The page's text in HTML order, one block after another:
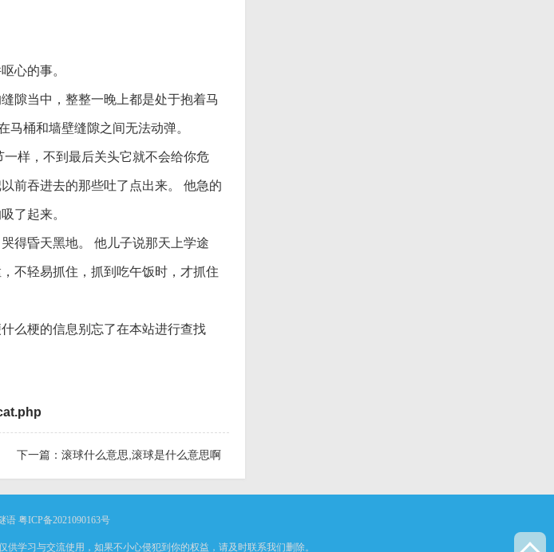
心的事。
隙当中，整整一晚上都是处于抱着马
桶和墙壁缝隙之间无法动弹。
样，不到最后关头它就不会给你危
前吞进去的那些吐了点出来。 他急的
了起来。
得昏天黑地。 他儿子说那天上学途
不轻易抓住，抓到吃午饭时，才抓住
么梗的信息别忘了在本站进行查找
下一篇： 滚球什么意思,滚球是什么意思啊
语 粤ICP备2021090163号
学习与交流使用，如果不小心侵犯到你的权益，请及时联系我们删除。